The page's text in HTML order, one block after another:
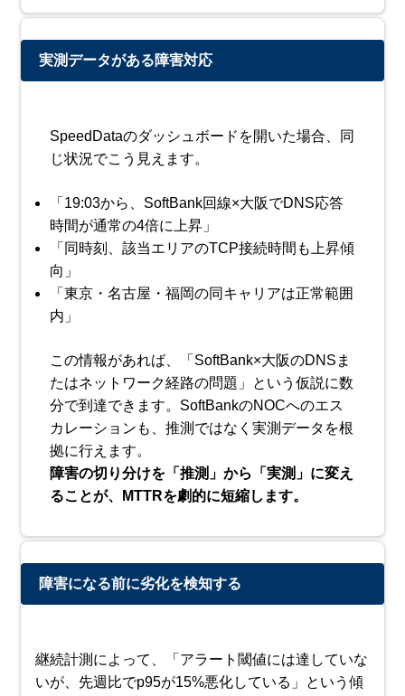
実測データがある障害対応
SpeedDataのダッシュボードを開いた場合、同
じ状況でこう見えます。
「19:03から、SoftBank回線×大阪でDNS応答
時間が通常の4倍に上昇」
「同時刻、該当エリアのTCP接続時間も上昇傾
向」
「東京・名古屋・福岡の同キャリアは正常範囲
内」
この情報があれば、「SoftBank×大阪のDNSま
たはネットワーク経路の問題」という仮説に数
分で到達できます。SoftBankのNOCへのエス
カレーションも、推測ではなく実測データを根
拠に行えます。
障害の切り分けを「推測」から「実測」に変え
ることが、MTTRを劇的に短縮します。
障害になる前に劣化を検知する
継続計測によって、「アラート閾値には達していな
いが、先週比でp95が15%悪化している」という傾